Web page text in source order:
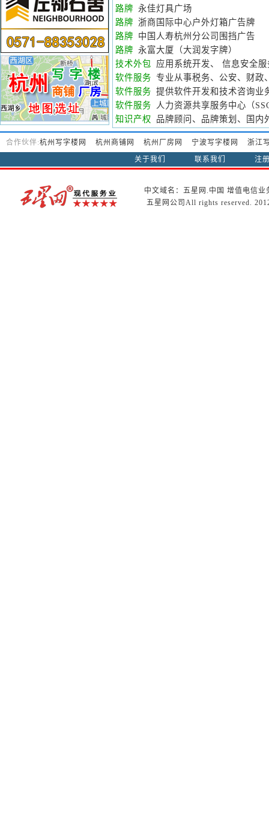
路牌 永佳灯具广场
路牌 浙商国际中心户外灯箱广告牌
路牌 中国人寿杭州分公司围挡广告
路牌 永富大厦（大润发字牌）
技术外包 应用系统开发、 信息安全服
软件服务 专业从事税务、公安、财政
软件服务 提供软件开发和技术咨询业
软件服务
人力资源共享服务中心（
知识产权 品牌顾问、品牌策划、国内
合作伙伴:杭州写字楼网 杭州商铺网 杭州厂房网 宁波写字楼网
浙江
关于我们
联系我们 注
中文域名：五星网.中国 增值电信业
五星网公司All rights reserved.